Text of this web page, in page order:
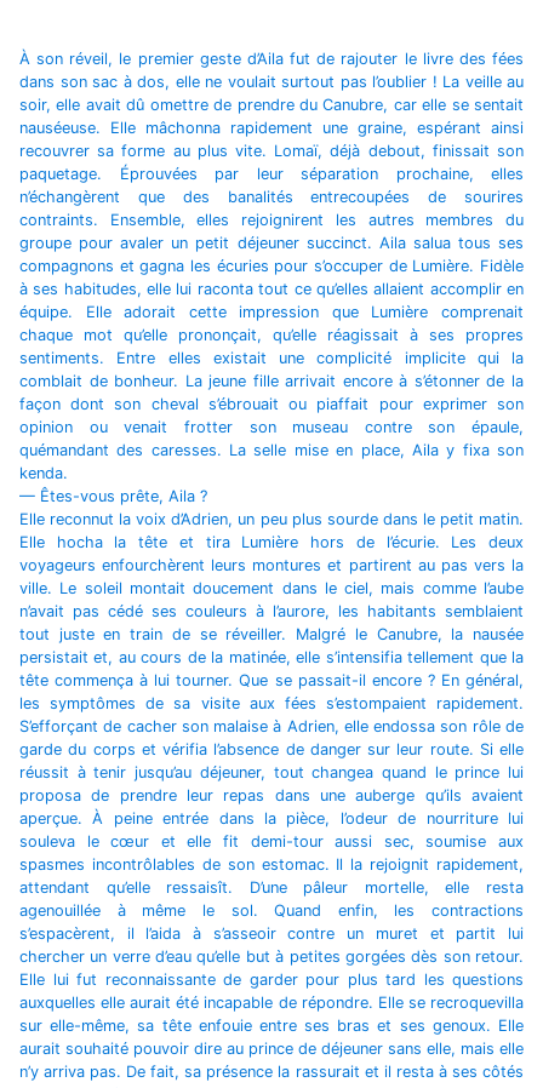
À son réveil, le premier geste d’Aila fut de rajouter le livre des fées
dans son sac à dos, elle ne voulait surtout pas l’oublier ! La veille au
soir, elle avait dû omettre de prendre du Canubre, car elle se sentait
nauséeuse. Elle mâchonna rapidement une graine, espérant ainsi
recouvrer sa forme au plus vite. Lomaï, déjà debout, finissait son
paquetage. Éprouvées par leur séparation prochaine, elles
n’échangèrent que des banalités entrecoupées de sourires
contraints. Ensemble, elles rejoignirent les autres membres du
groupe pour avaler un petit déjeuner succinct. Aila salua tous ses
compagnons et gagna les écuries pour s’occuper de Lumière. Fidèle
à ses habitudes, elle lui raconta tout ce qu’elles allaient accomplir en
équipe. Elle adorait cette impression que Lumière comprenait
chaque mot qu’elle prononçait, qu’elle réagissait à ses propres
sentiments. Entre elles existait une complicité implicite qui la
comblait de bonheur. La jeune fille arrivait encore à s’étonner de la
façon dont son cheval s’ébrouait ou piaffait pour exprimer son
opinion ou venait frotter son museau contre son épaule,
quémandant des caresses. La selle mise en place, Aila y fixa son
kenda.
— Êtes-vous prête, Aila ?
Elle reconnut la voix d’Adrien, un peu plus sourde dans le petit matin.
Elle hocha la tête et tira Lumière hors de l’écurie. Les deux
voyageurs enfourchèrent leurs montures et partirent au pas vers la
ville. Le soleil montait doucement dans le ciel, mais comme l’aube
n’avait pas cédé ses couleurs à l’aurore, les habitants semblaient
tout juste en train de se réveiller. Malgré le Canubre, la nausée
persistait et, au cours de la matinée, elle s’intensifia tellement que la
tête commença à lui tourner. Que se passait-il encore ? En général,
les symptômes de sa visite aux fées s’estompaient rapidement.
S’efforçant de cacher son malaise à Adrien, elle endossa son rôle de
garde du corps et vérifia l’absence de danger sur leur route. Si elle
réussit à tenir jusqu’au déjeuner, tout changea quand le prince lui
proposa de prendre leur repas dans une auberge qu’ils avaient
aperçue. À peine entrée dans la pièce, l’odeur de nourriture lui
souleva le cœur et elle fit demi-tour aussi sec, soumise aux
spasmes incontrôlables de son estomac. Il la rejoignit rapidement,
attendant qu’elle ressaisît. D’une pâleur mortelle, elle resta
agenouillée à même le sol. Quand enfin, les contractions
s’espacèrent, il l’aida à s’asseoir contre un muret et partit lui
chercher un verre d’eau qu’elle but à petites gorgées dès son retour.
Elle lui fut reconnaissante de garder pour plus tard les questions
auxquelles elle aurait été incapable de répondre. Elle se recroquevilla
sur elle-même, sa tête enfouie entre ses bras et ses genoux. Elle
aurait souhaité pouvoir dire au prince de déjeuner sans elle, mais elle
n’y arriva pas. De fait, sa présence la rassurait et il resta à ses côtés